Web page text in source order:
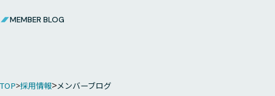
MEMBER BLOG
TOP 採用情報 メンバーブログ